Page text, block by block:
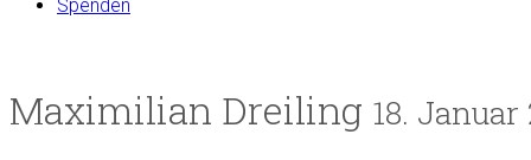
Spenden
Maximilian Dreiling 18. Januar